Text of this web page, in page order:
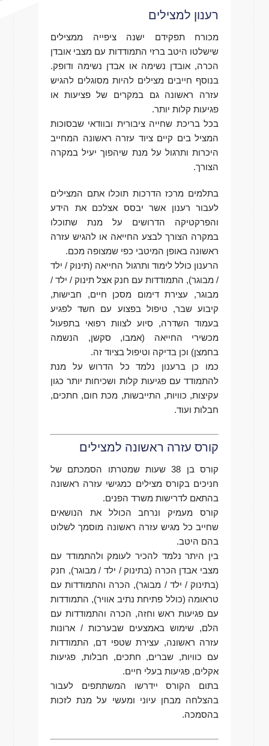
רענון למצילים
מכורח תפקידם ישנה ציפייה ממצילים
שישלטו היטב ברזי התמודדות עם מצבי אובדן
הכרה, אובדן נשימה או אבדן נשימה ודופק.
בנוסף חייבים מצילים להיות מסוגלים להגיש
עזרה ראשונה גם במקרים של פציעות או
פגיעות קלות יותר.
בכל בריכת שחייה ציבורית ובוודאי שבסוכות
המציל בים קיים ציוד עזרה ראשונה המחייב
היכרות ותרגול על מנת שיהפוך יעיל במקרה
הצורך.
בתלמים מרכז הדרכות תוכלו אתם המצילים
לעבור רענון אשר יבסס אצלכם את הידע
והפרקטיקה הדרושים על מנת שתוכלו
במקרה הצורך לבצע החייאה או להגיש עזרה
ראשונה באופן המיטבי כפי שמצופה מכם.
הרענון כולל לימוד ותרגול החייאה (תינוק / ילד
/ מבוגר), התמודדות עם חנק אצל תינוק / ילד /
מבוגר, עצירת דימום מסכן חיים, חבישות,
קיבוע שבר, טיפול בפצוע עם חשד לפגיע
בעמוד השדרה, סיוע לצוות רפואי בתפעול
מכשירי החייאה (אמבו, סקשן, הנשמה
בחמצן) וכן בדיקה וטיפול בציוד זה.
כמו כן ברענון נלמד כל הדרוש על מנת
להתמודד עם פגיעות קלות ושכיחות יותר כגון
עקיצות, כוויות, התייבשות, מכת חום, חתכים,
חבלות ועוד.
קורס עזרה ראשונה למצילים
קורס בן 38 שעות שמטרתו הסמכתם של
חניכים בקורס מצילים כמגישי עזרה ראשונה
בהתאם לדרישות משרד הפנים.
קורס מעמיק ונרחב הכולל את הנושאים
שחייב כל מגיש עזרה ראשונה מוסמך לשלוט
בהם היטב.
בין היתר נלמד להכיר לעומק ולהתמודד עם
מצבי אבדן הכרה (בתינוק / ילד / מבוגר), חנק
(בתינוק / ילד / מבוגר), הכרה והתמודדות עם
טראומה (כולל פתיחת נתיב אוויר), התמודדות
עם פגיעות ראש וחזה, הכרה והתמודדות עם
הלם, שימוש באמצעים שבערכות / ארונות
עזרה ראשונה, עצירת שטפי דם, התמודדות
עם כוויות, שברים, חתכים, חבלות, פגיעות
אקלים, פגיעות בעלי חיים.
בתום הקורס יידרשו המשתתפים לעבור
בהצלחה מבחן עיוני ומעשי על מנת לזכות
בהסמכה.